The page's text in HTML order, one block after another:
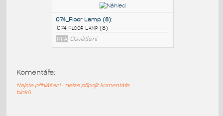
Pouliční osvětlení v zemi:
Pouliční osvětlení v zemi
RFA Osvětlení
Komentáře:
Nejste přihlášeni - nelze připojit komentáře
bloků